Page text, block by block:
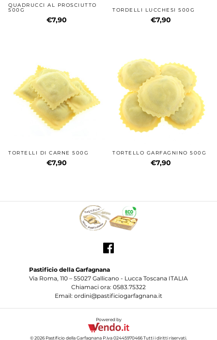
QUADRUCCI AL PROSCIUTTO
500G
€7,90
TORDELLI LUCCHESI 500G
€7,90
TORTELLI DI CARNE 500G
€7,90
TORTELLO GARFAGNINO 500G
€7,90
Pastificio della Garfagnana
Via Roma, 110 – 55027 Gallicano - Lucca Toscana ITALIA
Chiamaci ora: 0583.75322
Email: ordini@pastificiogarfagnana.it
Powered by
© 2026Pastificio della Garfagnana P.iva 02445970466 Tutti i diritti riservati.